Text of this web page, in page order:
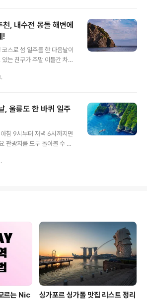
자 합니다. 목차 남산 타워 볼
망대가 생각 날텐 데요. 남산
라도 남산에 올라가면 타워
습니다. 위의 사진은 남산 타
도 남산에 오르기만 하면 북
북한산 뷰입니다. 남산 타워
, 내수전 몽돌 해변에
!
스로 섬 일주를 한 다음날이
는 친구가 주말 이틀간 차박
한 친구를 픽업하고, 친구
요한 관광지만 보고 섬을 다
항 근처의 따개비 식당에서
코스가 궁금하다면 아래 블로
- [여행] - 울릉도 차박
주 여행 코스 추천! 친구랑 나
고, 여기에 문어 초회를 하나
, 울릉도 한 바퀴 일주
침 9시부터 저녁 6시까지면
관광지를 모두 돌아볼 수 있
루만에 돌아봤던 울릉도 관광
하늘이었다. 이번에 차박을
고민한 것이 씻는 것과 용변
대한 고민은 금새 해소되었
. 씻는 것은 우선 저녁에는 간
매일 아침에 도동에 있는 해수
르는 Nic
싱가포르 싱가폴 맛집 리스트 정리